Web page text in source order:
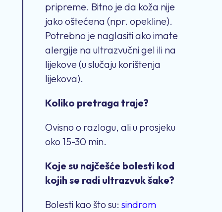
pripreme. Bitno je da koža nije
jako oštećena (npr. opekline).
Potrebno je naglasiti ako imate
alergije na ultrazvučni gel ili na
lijekove (u slučaju korištenja
lijekova).
Koliko pretraga traje?
Ovisno o razlogu, ali u prosjeku
oko 15-30 min.
Koje su najčešće bolesti kod
kojih se radi ultrazvuk šake?
Bolesti kao što su: sindrom